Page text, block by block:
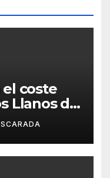
el coste
Llanos de